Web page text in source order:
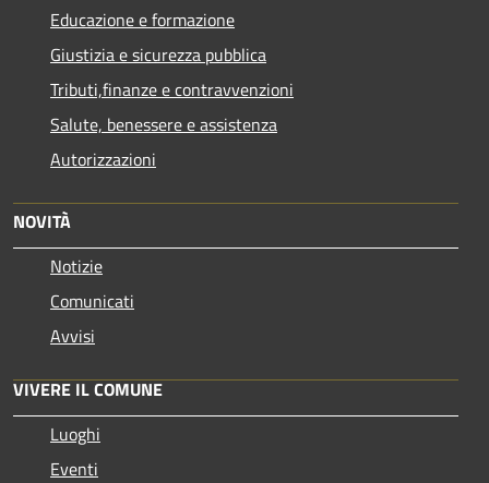
Educazione e formazione
Giustizia e sicurezza pubblica
Tributi,finanze e contravvenzioni
Salute, benessere e assistenza
Autorizzazioni
NOVITÀ
Notizie
Comunicati
Avvisi
VIVERE IL COMUNE
Luoghi
Eventi